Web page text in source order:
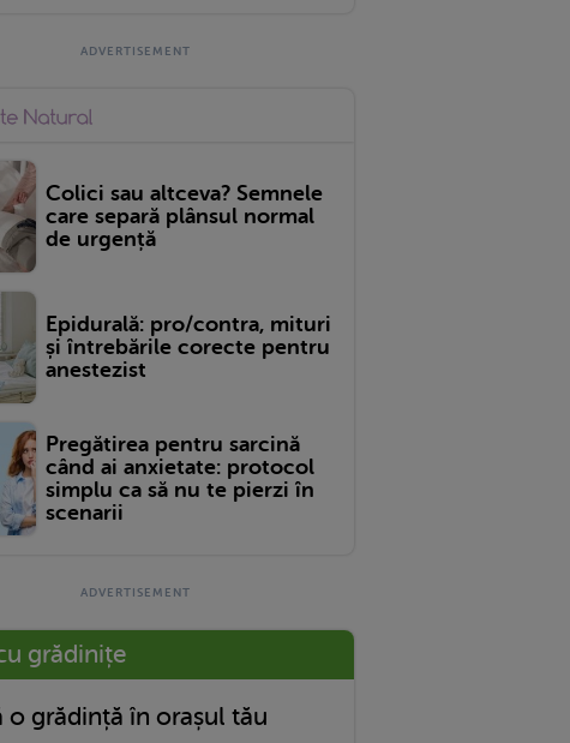
Colici sau altceva? Semnele
care separă plânsul normal
de urgență
Epidurală: pro/contra, mituri
și întrebările corecte pentru
anestezist
Pregătirea pentru sarcină
când ai anxietate: protocol
simplu ca să nu te pierzi în
scenarii
grădinițe
o grădință în orașul tău